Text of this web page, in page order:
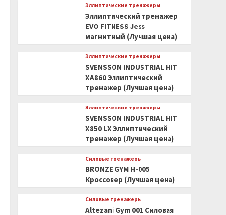
Эллиптические тренажеры
Эллиптический тренажер
EVO FITNESS Jess
магнитный (Лучшая цена)
Эллиптические тренажеры
SVENSSON INDUSTRIAL HIT
XA860 Эллиптический
тренажер (Лучшая цена)
Эллиптические тренажеры
SVENSSON INDUSTRIAL HIT
X850 LX Эллиптический
тренажер (Лучшая цена)
Силовые тренажеры
BRONZE GYM H-005
Кроссовер (Лучшая цена)
Силовые тренажеры
Altezani Gym 001 Силовая